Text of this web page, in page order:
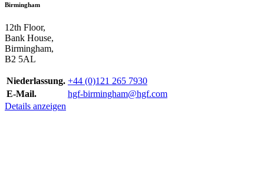
Birmingham
12th Floor,
Bank House,
Birmingham,
B2 5AL
Niederlassung. +44 (0)121 265 7930
E-Mail.
hgf-birmingham@hgf.com
Details anzeigen